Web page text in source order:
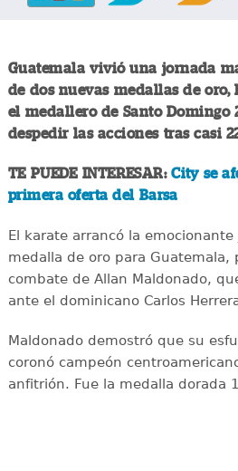
Guatemala vivió una jornada
de dos nuevas medallas de oro,
el medallero de Santo Domingo
despedir las acciones tras casi
TE PUEDE INTERESAR:City se
primera oferta del Barsa
El karate arrancó la
medalla de oro para Guatemala,
combate de Allan Maldonado,
ante el dominicano Carlos
Maldonado demostró que su
coronó campeón
anfitrión. Fue la medalla dorada